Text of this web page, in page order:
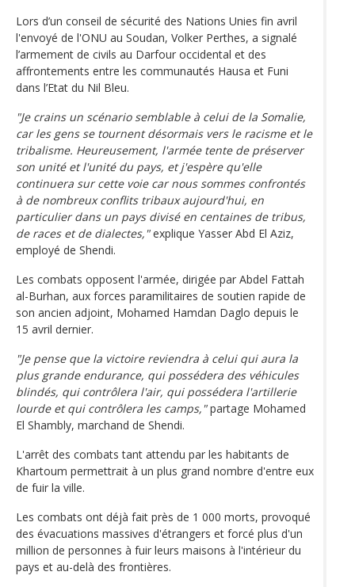
Lors d’un conseil de sécurité des Nations Unies fin avril
l'envoyé de l'ONU au Soudan, Volker Perthes, a signalé
l’armement de civils au Darfour occidental et des
affrontements entre les communautés Hausa et Funi
dans l’Etat du Nil Bleu.
"Je crains un scénario semblable à celui de la Somalie,
car les gens se tournent désormais vers le racisme et le
tribalisme. Heureusement, l'armée tente de préserver
son unité et l'unité du pays, et j'espère qu'elle
continuera sur cette voie car nous sommes confrontés
à de nombreux conflits tribaux aujourd'hui, en
particulier dans un pays divisé en centaines de tribus,
de races et de dialectes,"explique Yasser Abd El Aziz,
employé de Shendi.
Les combats opposent l'armée, dirigée par Abdel Fattah
al-Burhan, aux forces paramilitaires de soutien rapide de
son ancien adjoint, Mohamed Hamdan Daglo depuis le
15 avril dernier.
"Je pense que la victoire reviendra à celui qui aura la
plus grande endurance, qui possédera des véhicules
blindés, qui contrôlera l'air, qui possédera l'artillerie
lourde et qui contrôlera les camps,"partage Mohamed
El Shambly, marchand de Shendi.
L'arrêt des combats tant attendu par les habitants de
Khartoum permettrait à un plus grand nombre d'entre eux
de fuir la ville.
Les combats ont déjà fait près de 1 000 morts, provoqué
des évacuations massives d'étrangers et forcé plus d'un
million de personnes à fuir leurs maisons à l'intérieur du
pays et au-delà des frontières.